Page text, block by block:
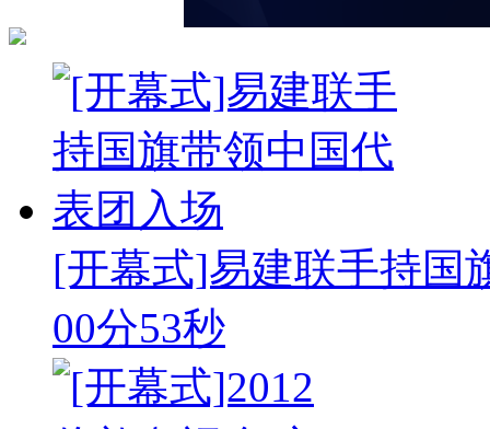
[开幕式]易建联手持国
00分53秒